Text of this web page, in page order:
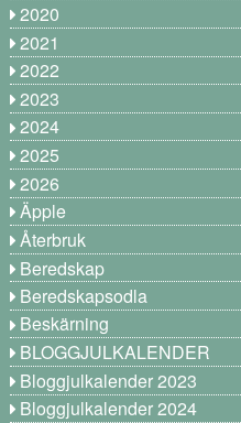
2020
2021
2022
2023
2024
2025
2026
Äpple
Återbruk
Beredskap
Beredskapsodla
Beskärning
BLOGGJULKALENDER
Bloggjulkalender 2023
Bloggjulkalender 2024